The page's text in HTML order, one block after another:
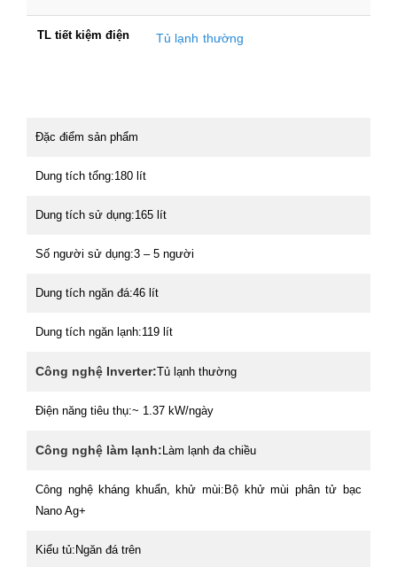
TL tiết kiệm điện Tủ lạnh thường
Đặc điểm sản phẩm
Dung tích tổng:180 lít
Dung tích sử dụng:165 lít
Số người sử dụng:3 – 5 người
Dung tích ngăn đá:46 lít
Dung tích ngăn lạnh:119 lít
Công nghệ Inverter:Tủ lạnh thường
Điện năng tiêu thụ:~ 1.37 kW/ngày
Công nghệ làm lạnh:Làm lạnh đa chiều
Công nghệ kháng khuẩn, khử mùi:Bộ khử mùi phân tử bạc
Nano Ag+
Kiểu tủ:Ngăn đá trên